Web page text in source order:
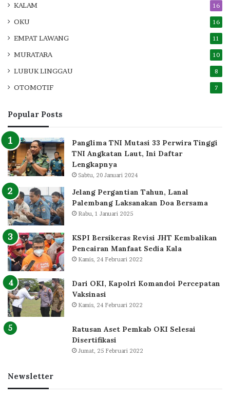
KALAM 16
OKU 16
EMPAT LAWANG 11
MURATARA 10
LUBUK LINGGAU 8
OTOMOTIF 7
Popular Posts
Panglima TNI Mutasi 33 Perwira Tinggi
TNI Angkatan Laut, Ini Daftar
Lengkapnya
Sabtu, 20 Januari 2024
Jelang Pergantian Tahun, Lanal
Palembang Laksanakan Doa Bersama
Rabu, 1 Januari 2025
KSPI Bersikeras Revisi JHT Kembalikan
Pencairan Manfaat Sedia Kala
Kamis, 24 Februari 2022
Dari OKI, Kapolri Komandoi Percepatan
Vaksinasi
Kamis, 24 Februari 2022
Ratusan Aset Pemkab OKI Selesai
Disertifikasi
Jumat, 25 Februari 2022
Newsletter